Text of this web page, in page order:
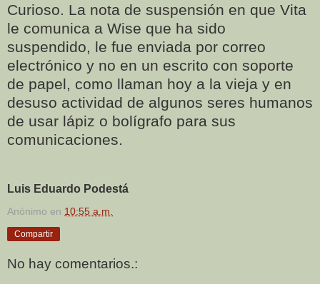
Curioso. La nota de suspensión en que Vita
le comunica a Wise que ha sido
suspendido, le fue enviada por correo
electrónico y no en un escrito con soporte
de papel, como llaman hoy a la vieja y en
desuso actividad de algunos seres humanos
de usar lápiz o bolígrafo para sus
comunicaciones.
Luis Eduardo Podestá
Anónimo en 10:55 a.m.
Compartir
No hay comentarios.: